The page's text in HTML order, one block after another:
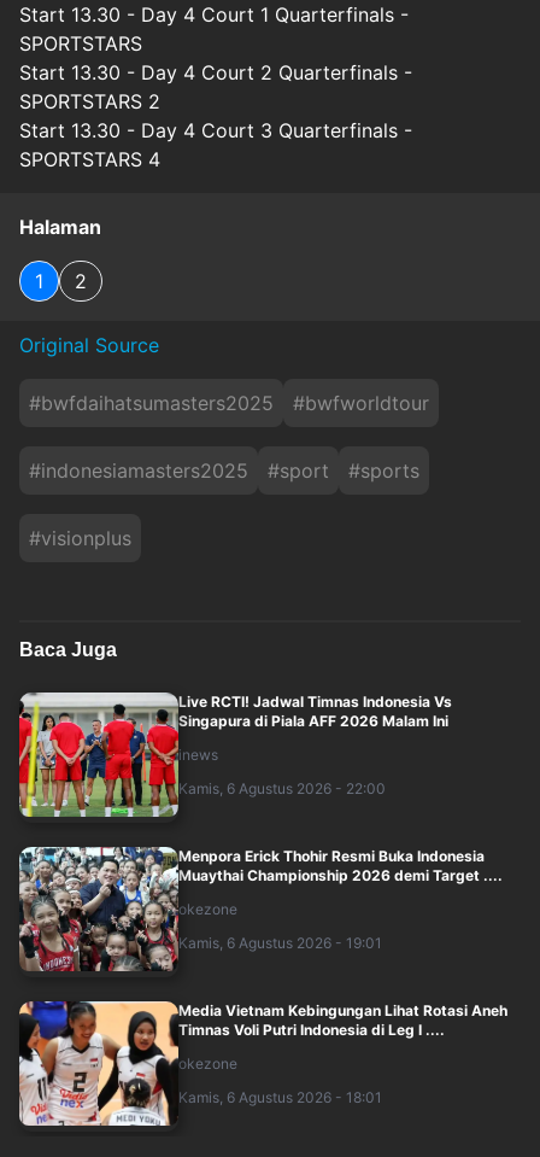
Start 13.30 - Day 4 Court 1 Quarterfinals -
SPORTSTARS
Start 13.30 - Day 4 Court 2 Quarterfinals -
SPORTSTARS 2
Start 13.30 - Day 4 Court 3 Quarterfinals -
SPORTSTARS 4
Halaman
1 2
Original Source
#bwfdaihatsumasters2025 #bwfworldtour
#indonesiamasters2025 #sport #sports
#visionplus
Baca Juga
Live RCTI! Jadwal Timnas Indonesia Vs
Singapura di Piala AFF 2026 Malam Ini
inews
Kamis, 6 Agustus 2026 - 22:00
Menpora Erick Thohir Resmi Buka Indonesia
Muaythai Championship 2026 demi Target ....
okezone
Kamis, 6 Agustus 2026 - 19:01
Media Vietnam Kebingungan Lihat Rotasi Aneh
Timnas Voli Putri Indonesia di Leg I ....
okezone
Kamis, 6 Agustus 2026 - 18:01